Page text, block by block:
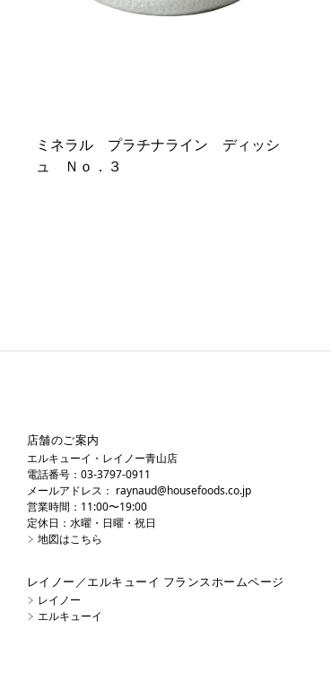
ミネラル プラチナライン ディッシ
ュ Ｎｏ．３
店舗のご案内
エルキューイ・レイノー青山店
電話番号：03-3797-0911
メールアドレス： raynaud@housefoods.co.jp
営業時間：11:00〜19:00
定休日：水曜・日曜・祝日
地図はこちら
レイノー／エルキューイ フランスホームページ
レイノー
エルキューイ